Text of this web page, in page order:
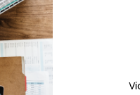
para viajar